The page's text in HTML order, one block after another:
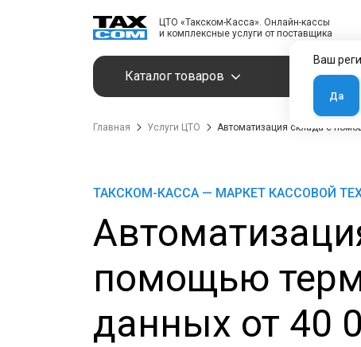
ЦТО «Такском-Касса». Онлайн-кассы
и комплексные услуги от поставщика
Ваш
Да
Каталог товаров Услуги
Главная Услуги ЦТО Автоматизация склада с
ТАКСКОМ-КАССА — МАРКЕТ КАССОВОЙ
помощью
данных от 40